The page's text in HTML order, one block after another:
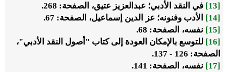
[13]
في النقد الأدبي؛ عبدالعزيز عتيق، الصفحة: 268.
[14]
الأدب وفنونه؛ عز الدين إسماعيل، الصفحة: 67.
[15]
نفسه، الصفحة: 68.
[16]
للتوسع بالإمكان العودة إلى كتاب "أصول النقد الأدبي"،
الصفحة: 126 - 137.
[17]
نفسه، الصفحة: 141.